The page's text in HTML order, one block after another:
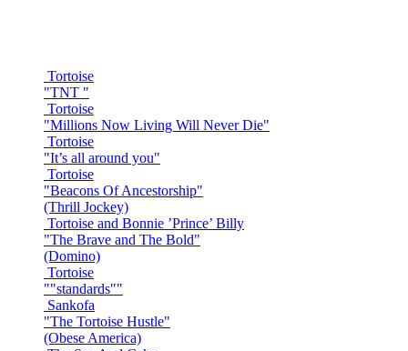
Tortoise
"TNT "
Tortoise
"Millions Now Living Will Never Die"
Tortoise
"It’s all around you"
Tortoise
"Beacons Of Ancestorship"
(Thrill Jockey)
Tortoise and Bonnie ’Prince’ Billy
"The Brave and The Bold"
(Domino)
Tortoise
""standards""
Sankofa
"The Tortoise Hustle"
(Obese America)